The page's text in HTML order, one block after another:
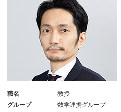
職名
教授
グループ
数学連携グループ